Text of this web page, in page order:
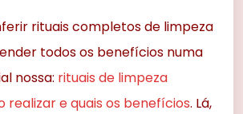
rituais completos de limpeza
todos os benefícios numa
nossa: rituais de limpeza
realizar e quais os benefícios. Lá,